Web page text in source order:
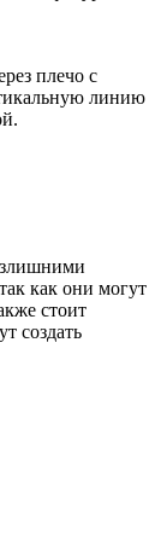
плечо с
линию
как они могут
стоит
создать